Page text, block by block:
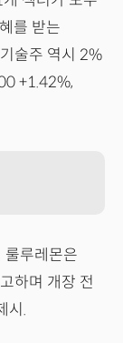
를 받는
술주 역시 2%
+1.42%,
룰루레몬은
하며 개장 전
시.